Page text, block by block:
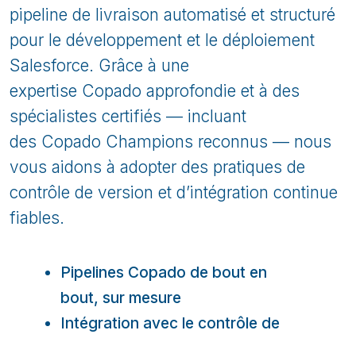
pipeline de livraison automatisé et structuré
pour le développement et le déploiement
Salesforce. Grâce à une
expertise Copado approfondie et à des
spécialistes certifiés — incluant
des Copado Champions reconnus — nous
vous aidons à adopter des pratiques de
contrôle de version et d’intégration continue
fiables.
Pipelines Copado de bout en
bout, sur mesure
Intégration avec le contrôle de